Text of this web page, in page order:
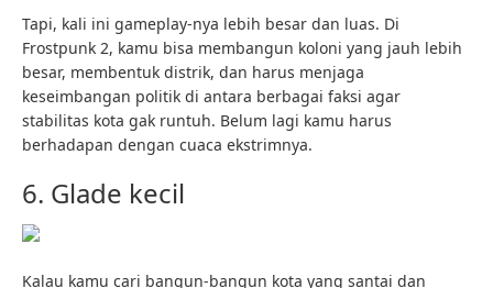
Tapi, kali ini gameplay-nya lebih besar dan luas. Di
Frostpunk 2, kamu bisa membangun koloni yang jauh lebih
besar, membentuk distrik, dan harus menjaga
keseimbangan politik di antara berbagai faksi agar
stabilitas kota gak runtuh. Belum lagi kamu harus
berhadapan dengan cuaca ekstrimnya.
6. Glade kecil
Kalau kamu cari bangun-bangun kota yang santai dan